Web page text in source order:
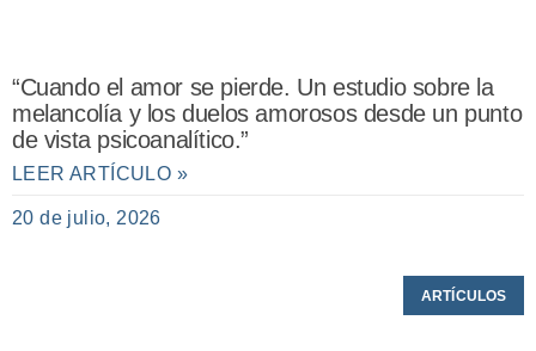
“Cuando el amor se pierde. Un estudio sobre la
melancolía y los duelos amorosos desde un punto
de vista psicoanalítico.”
LEER ARTÍCULO »
20 de julio, 2026
ARTÍCULOS